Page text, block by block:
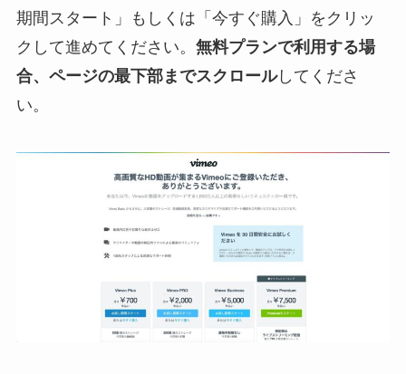
期間スタート」もしくは「今すぐ購入」をクリッ
クして進めてください。 無料プランで利用する場
合、ページの最下部までスクロールしてくださ
い。